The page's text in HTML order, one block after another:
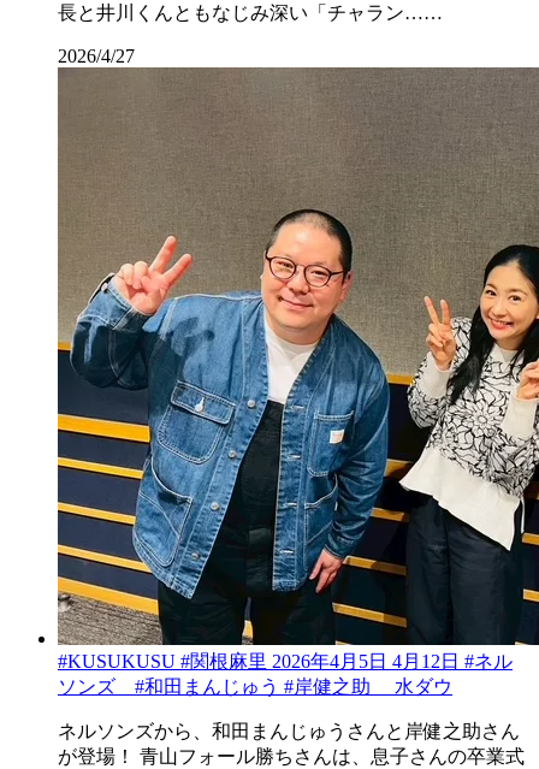
長と井川くんともなじみ深い「チャラン……
2026/4/27
#KUSUKUSU #関根麻里 2026年4月5日 4月12日 #ネル
ソンズ #和田まんじゅう #岸健之助 水ダウ
ネルソンズから、和田まんじゅうさんと岸健之助さん
が登場！ 青山フォール勝ちさんは、息子さんの卒業式